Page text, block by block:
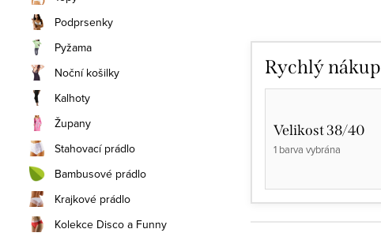
Podprsenky
Pyžama
Noční košilky
Kalhoty
Župany
Stahovací prádlo
Bambusové prádlo
Krajkové prádlo
Kolekce Disco a Funny
Rychlý nákup
Velikost 38/40
1 barva vybrána